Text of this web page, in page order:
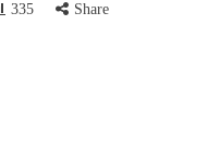
335 Share